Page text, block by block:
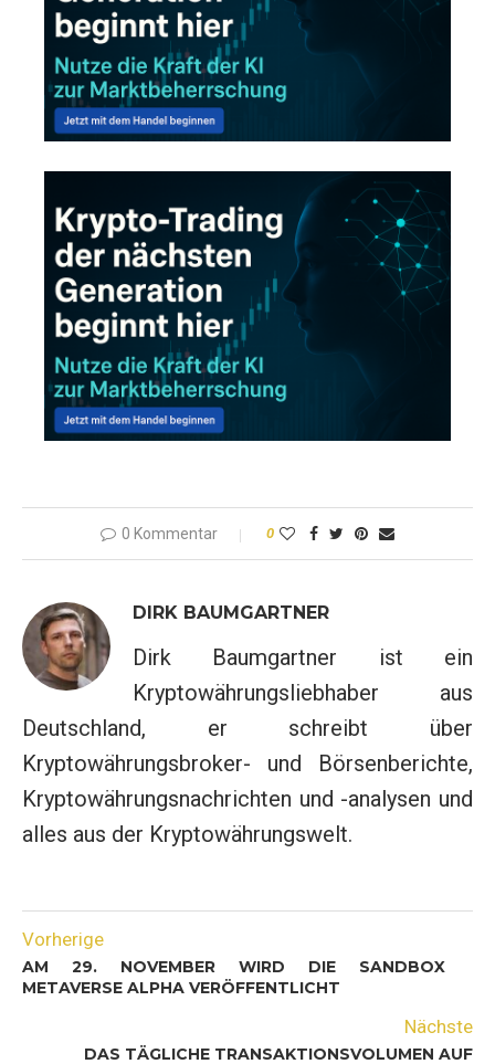
0 Kommentar 0
DIRK BAUMGARTNER
Dirk Baumgartner ist ein
Kryptowährungsliebhaber aus
Deutschland, er schreibt über
Kryptowährungsbroker- und Börsenberichte,
Kryptowährungsnachrichten und -analysen und
alles aus der Kryptowährungswelt.
Vorherige
AM 29. NOVEMBER WIRD DIE SANDBOX
METAVERSE ALPHA VERÖFFENTLICHT
Nächste
DAS TÄGLICHE TRANSAKTIONSVOLUMEN AUF